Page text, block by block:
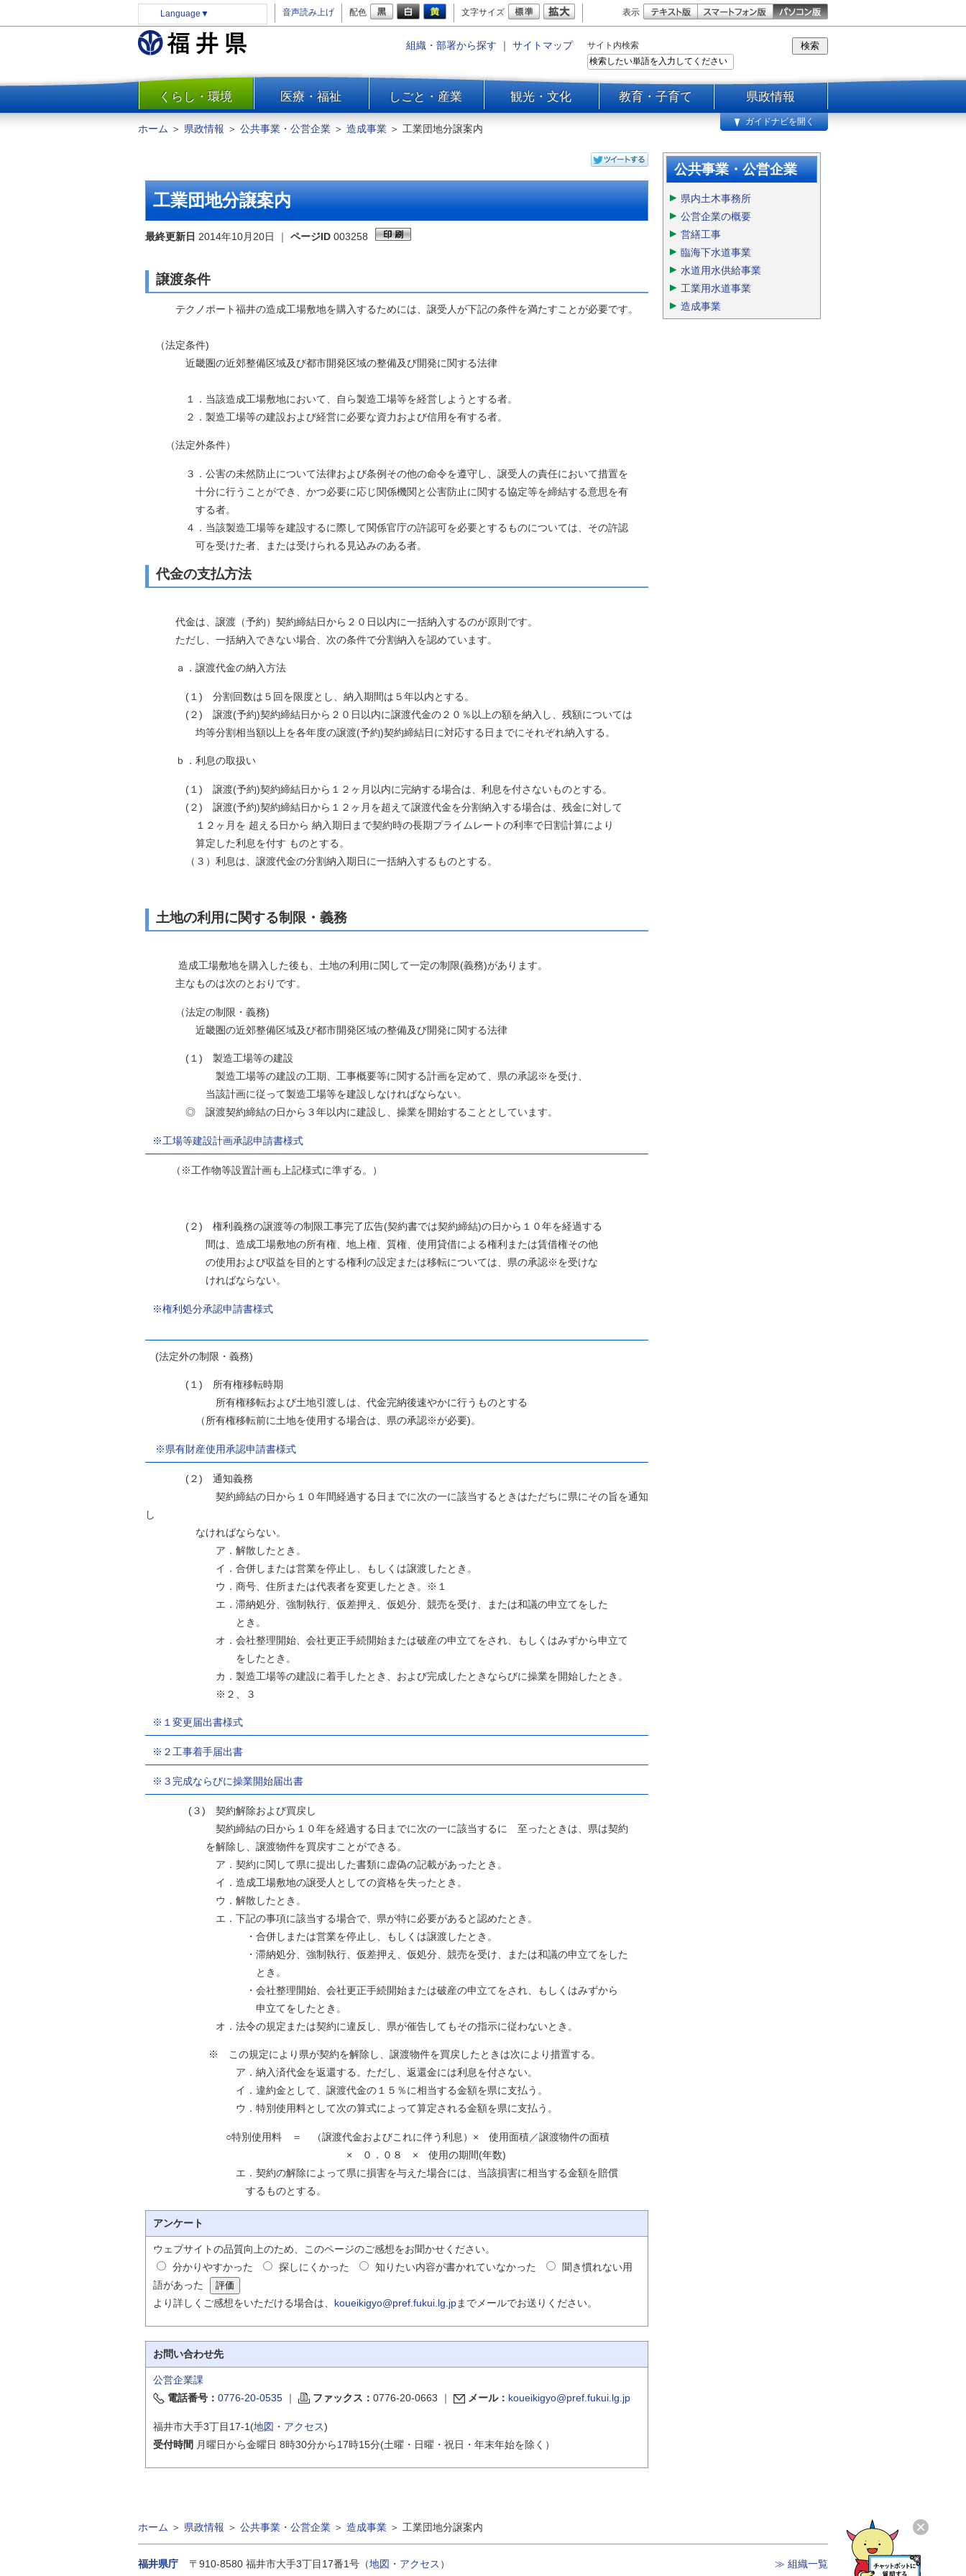
Language ▼ 音声読み上げ 配色 文字サイズ 表示
組織・部署から探す ｜ サイトマップ サイト内検索
一覧
くらし・環境 医療・福祉 しごと・産業 観光・文化 教育・子育て 県政情報
防災
水道・エネルギー
住まい・土地
環境問題・廃棄物対策・リサ
イクル
まちづくり
交通・道路
河川・砂防・港湾
ホーム ＞ 県政情報 ＞ 公共事業・公営企業 ＞ 造成事業 ＞ 工業団地分譲案内
ガイドナビを開く
工業団地分譲案内
最終更新日 2014年10月20日 ｜ ページID 003258
譲渡条件
テクノポート福井の造成工場敷地を購入するためには、譲受人が下記の条件を満たすことが必要です。
（法定条件)
近畿圏の近郊整備区域及び都市開発区域の整備及び開発に関する法律
１．当該造成工場敷地において、自ら製造工場等を経営しようとする者。
２．製造工場等の建設および経営に必要な資力および信用を有する者。
（法定外条件）
３．公害の未然防止について法律および条例その他の命令を遵守し、譲受人の責任において措置を
十分に行うことができ、かつ必要に応じ関係機関と公害防止に関する協定等を締結する意思を有
する者。
４．当該製造工場等を建設するに際して関係官庁の許認可を必要とするものについては、その許認
可を受けた者、または受けられる見込みのある者。
代金の支払方法
代金は、 譲渡（予約）契約締結日から２０日以内に一括納入するのが原則です。
ただし、一括納入できない場合、次の条件で分割納入を認めています。
ａ．譲渡代金の納入方法
(１) 分割回数は５回を限度とし、納入期間は５年以内とする。
(２) 譲渡(予約)契約締結日から２０日以内に譲渡代金の２０％以上の額を納入し、残額については
均等分割相当額以上を各年度の譲渡(予約)契約締結日に対応する日までにそれぞれ納入する。
ｂ．利息の取扱い
(１) 譲渡(予約)契約締結日から１２ヶ月以内に完納する場合は、利息を付さないものとする。
(２) 譲渡(予約)契約締結日から１２ヶ月を超えて譲渡代金を分割納入する場合は、残金に対して
１２ヶ月を 超える日から 納入期日まで契約時の長期プライムレートの利率で日割計算により
算定した利息を付す ものとする。
（３）利息は、譲渡代金の分割納入期日に一括納入するものとする。
土地の利用に関する制限・義務
造成工場敷地を購入した後も、土地の利用に関して一定の制限(義務)があります。
主なものは次のとおりです。
（法定の制限・義務)
近畿圏の近郊整備区域及び都市開発区域の整備及び開発に関する法律
(１) 製造工場等の建設
製造工場等の建設の工期、工事概要等に関する計画を定めて、県の承認※を受け、
当該計画に従って製造工場等を建設しなければならない。
◎ 譲渡契約締結の日から３年以内に建設し、操業を開始することとしています。
※工場等建設計画承認申請書様式
（※工作物等設置計画も上記様式に準ずる。）
(２) 権利義務の譲渡等の制限工事完了広告(契約書では契約締結)の日から１０年を経過する
間は、造成工場敷地の所有権、地上権、質権、使用貸借による権利または賃借権その他
の使用および収益を目的とする権利の設定または移転については、県の承認※を受けな
ければならない。
※権利処分承認申請書様式
(法定外の制限・義務)
(１) 所有権移転時期
所有権移転および土地引渡しは、 代金完納後速やかに行うものとする
（所有権移転前に土地を使用する場合は、県の承認※が必要)。
※県有財産使用承認申請書様式
(２) 通知義務
契約締結の日から１０年間経過する日までに次の一に該当するときはただちに県にその旨を通知
し
なければならない。
ア．解散したとき。
イ．合併しまたは営業を停止し、もしくは譲渡したとき。
ウ．商号、住所または代表者を変更したとき。※１
エ．滞納処分、強制執行、仮差押え、仮処分、競売を受け、または和議の申立てをした
とき。
オ．会社整理開始、会社更正手続開始または破産の申立てをされ、もしくはみずから申立て
をしたとき。
カ．製造工場等の建設に着手したとき、および完成したときならびに操業を開始したとき。
※２、３
※１変更届出書様式
※２工事着手届出書
※３完成ならびに操業開始届出書
(３) 契約解除および買戻し
契約締結の日から１０年を経過する日までに次の一に該当するに 至ったときは、県は契約
を解除し、譲渡物件を買戻すことができる。
ア．契約に関して県に提出した書類に虚偽の記載があったとき。
イ．造成工場敷地の譲受人としての資格を失ったとき。
ウ．解散したとき。
エ．下記の事項に該当する場合で、県が特に必要があると認めたとき。
・合併しまたは営業を停止し、もしくは譲渡したとき。
・滞納処分、強制執行、仮差押え、仮処分、競売を受け、または和議の申立てをした
とき。
・会社整理開始、会社更正手続開始または破産の申立てをされ、もしくはみずから
申立てをしたとき。
オ．法令の規定または契約に違反し、県が催告してもその指示に従わないとき。
※ この規定により県が契約を解除し、譲渡物件を買戻したときは次により措置する。
ア．納入済代金を返還する。ただし、返還金には利息を付さない。
イ．違約金として、譲渡代金の１５％に相当する金額を県に支払う。
ウ．特別使用料として次の算式によって算定される金額を県に支払う。
○特別使用料 ＝ （譲渡代金およびこれに伴う利息）× 使用面積／譲渡物件の面積
× ０．０８ × 使用の期間(年数)
エ．契約の解除によって県に損害を与えた場合には、当該損害に相当する金額を賠償
するものとする。
アンケート
ウェブサイトの品質向上のため、このページのご感想をお聞かせください。
分かりやすかった
探しにくかった 知りたい内容が書かれていなかった
聞き慣れない用
語があった
より詳しくご感想をいただける場合は、 koueikigyo@pref.fukui.lg.jpまでメールでお送りください。
お問い合わせ先
公営企業課
電話番号： 0776-20-0535 ｜ ファックス： 0776-20-0663 ｜ メール： koueikigyo@pref.fukui.lg.jp
福井市大手3丁目17-1(地図・アクセス)
受付時間 月曜日から金曜日 8時30分から17時15分(土曜・日曜・祝日・年末年始を除く）
公共事業・公営企業
県内土木事務所
公営企業の概要
営繕工事
臨海下水道事業
水道用水供給事業
工業用水道事業
造成事業
ホーム ＞ 県政情報 ＞ 公共事業・公営企業 ＞ 造成事業 ＞ 工業団地分譲案内
福井県庁 〒910-8580 福井市大手3丁目17番1号（地図・アクセス ） ≫ 組織一覧